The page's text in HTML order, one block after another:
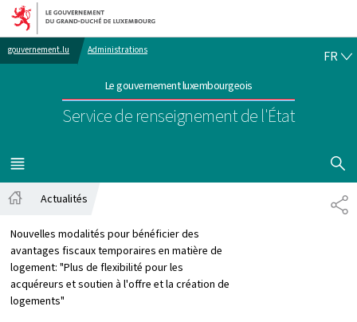
Aller au menu principal
Aller au contenu
gouvernement.lu Administrations
Le gouvernement luxembourgeois
Service de renseignement de l'État
FR
MENU
PRINCIPAL
Actualités
Nouvelles modalités pour bénéficier des
avantages fiscaux temporaires en matière de
logement: "Plus de flexibilité pour les
acquéreurs et soutien à l'offre et la création de
logements"